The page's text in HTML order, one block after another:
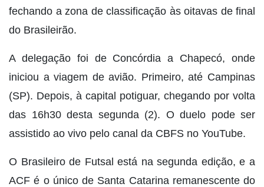
fechando a zona de classificação às oitavas de final
do Brasileirão.
A delegação foi de Concórdia a Chapecó, onde
iniciou a viagem de avião. Primeiro, até Campinas
(SP). Depois, à capital potiguar, chegando por volta
das 16h30 desta segunda (2). O duelo pode ser
assistido ao vivo pelo canal da CBFS no YouTube.
O Brasileiro de Futsal está na segunda edição, e a
ACF é o único de Santa Catarina remanescente do